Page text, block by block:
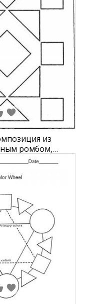
из
ромбом,
и